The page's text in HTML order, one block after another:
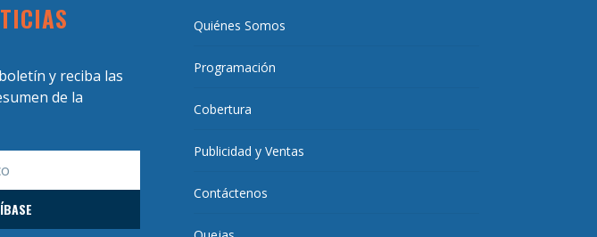
y reciba las
de la
Quiénes Somos
Programación
Cobertura
Publicidad y Ventas
Contáctenos